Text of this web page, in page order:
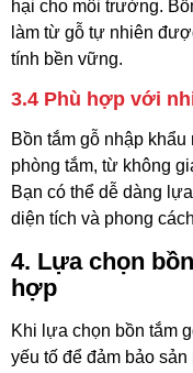
hại cho môi trường.
làm từ gỗ tự nhiên
tính bền vững.
3.4 Phù hợp với
Bồn tắm gỗ nhập
phòng tắm, từ không
Bạn có thể dễ dàng
diện tích và phong
4. Lựa chọn
hợp
Khi lựa chọn bồn tắm
yếu tố để đảm bảo